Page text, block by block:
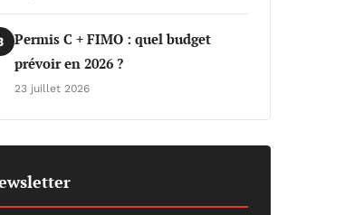
Permis C + FIMO : quel budget
prévoir en 2026 ?
23 juillet 2026